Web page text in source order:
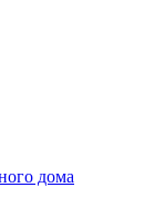
дома